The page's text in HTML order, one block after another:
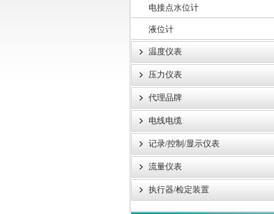
电接点水位计
液位计
温度仪表
压力仪表
代理品牌
电线电缆
记录/控制/显示仪表
流量仪表
执行器/检定装置